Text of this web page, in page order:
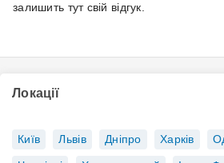
залишить тут свій відгук.
Локації
Київ Львів Дніпро Харків